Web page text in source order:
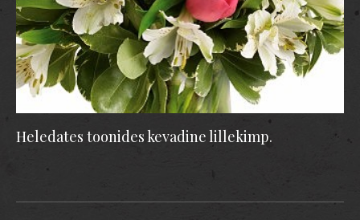
Heledates toonides kevadine lillekimp.